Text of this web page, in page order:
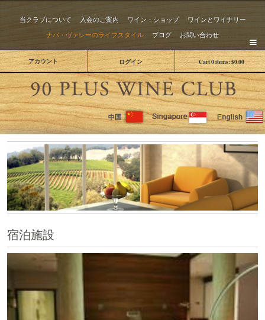
当クラブについて 入会のご案内 ワイン・ショップ
ワインとワイナリー
ナパ・ヴァレーのライフスタイル
ブログ お問い合わせ
Cart0items:$0.00
アカウント ログイン
The
宿泊施設